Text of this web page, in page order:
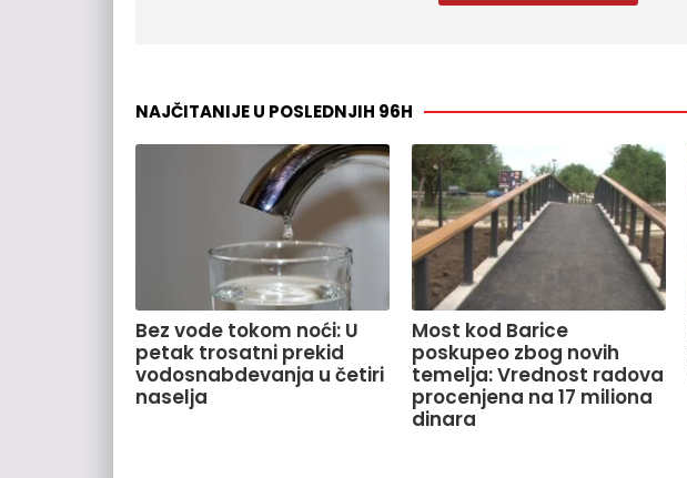
NAJČITANIJE U POSLEDNJIH 96H
Bez vode tokom noći: U
petak trosatni prekid
vodosnabdevanja u četiri
naselja
Most kod Barice
poskupeo zbog novih
temelja: Vrednost radova
procenjena na 17 miliona
dinara